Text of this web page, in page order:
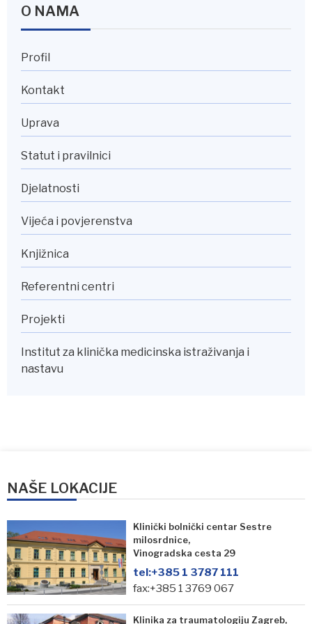
O NAMA
Profil
Kontakt
Uprava
Statut i pravilnici
Djelatnosti
Vijeća i povjerenstva
Knjižnica
Referentni centri
Projekti
Institut za klinička medicinska istraživanja i
nastavu
NAŠE LOKACIJE
Klinički bolnički centar Sestre
milosrdnice,
Vinogradska cesta 29
tel:+385 1 3787 111
fax:+385 1 3769 067
Klinika za traumatologiju Zagreb,